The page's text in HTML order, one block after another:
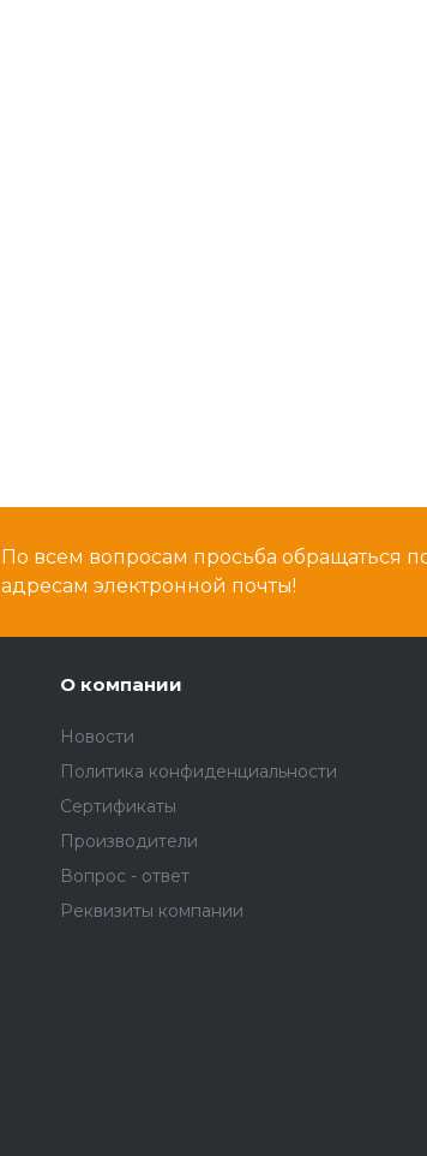
По всем вопросам просьба обращаться
адресам электронной почты!
О компании
Новости
Политика конфиденциальности
Сертификаты
Производители
Вопрос - ответ
Реквизиты компании